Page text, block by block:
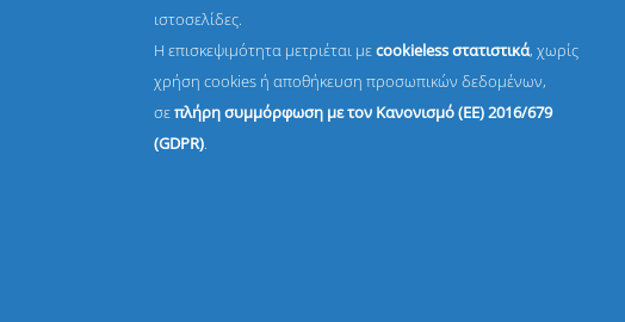
ιστοσελίδες.
Η επισκεψιμότητα μετριέται μεcookieless στατιστικά, χωρίς
χρήση cookies ή αποθήκευση προσωπικών δεδομένων,
σεπλήρη συμμόρφωση με τον Κανονισμό (ΕΕ) 2016/679
(GDPR).